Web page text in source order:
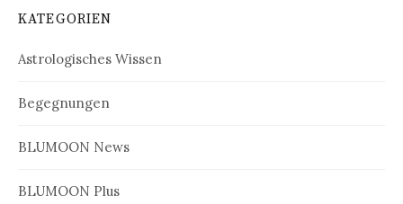
KATEGORIEN
Astrologisches Wissen
Begegnungen
BLUMOON News
BLUMOON Plus